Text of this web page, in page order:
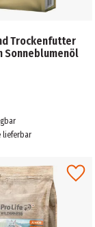
Trockenfutter
Sonneblumenöl
lieferbar